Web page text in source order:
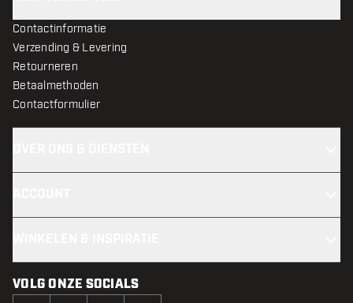
Contactinformatie
Verzending & Levering
Retourneren
Betaalmethoden
Contactformulier
VOLG ONZE SOCIALS